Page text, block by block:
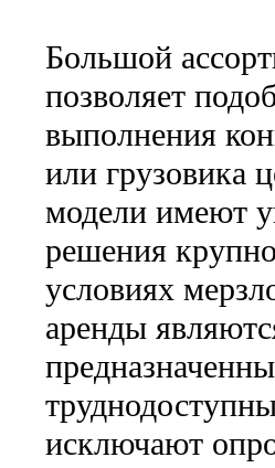
Большой
позволяет
выполнения
или грузовика
модели имеют
решения
условиях
аренды
исключают